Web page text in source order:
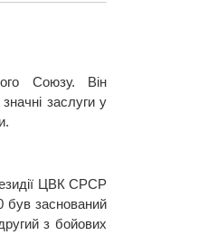
Союзу. Він
заслуги у
ЦВК СРСР
був заснований
з бойових